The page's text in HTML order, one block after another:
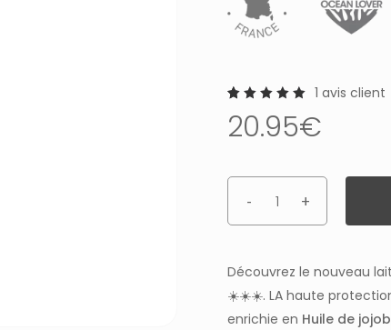
5.00
sur 5
client
1 avis client
20.95€
Découvrez le nouveau lait
☀️☀️☀️. LA haute
enrichie en Huile de